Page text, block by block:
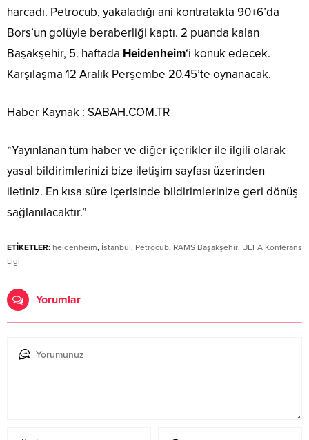
harcadı. Petrocub, yakaladığı ani kontratakta 90+6’da
Bors’un golüyle beraberliği kaptı. 2 puanda kalan
Başakşehir, 5. haftada Heidenheim‘i konuk edecek.
Karşılaşma 12 Aralık Perşembe 20.45’te oynanacak.
Haber Kaynak : SABAH.COM.TR
“Yayınlanan tüm haber ve diğer içerikler ile ilgili olarak
yasal bildirimlerinizi bize iletişim sayfası üzerinden
iletiniz. En kısa süre içerisinde bildirimlerinize geri dönüş
sağlanılacaktır.”
ETİKETLER: heidenheim, İstanbul, Petrocub, RAMS Başakşehir, UEFA Konferans
Ligi
Yorumlar